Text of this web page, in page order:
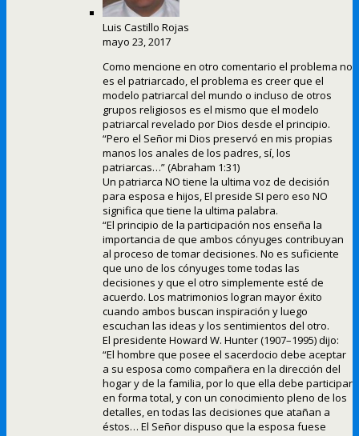
Luis Castillo Rojas
mayo 23, 2017
Como mencione en otro comentario el problema no
es el patriarcado, el problema es creer que el
modelo patriarcal del mundo o incluso de otros
grupos religiosos es el mismo que el modelo
patriarcal revelado por Dios desde el principio.
“Pero el Señor mi Dios preservó en mis propias
manos los anales de los padres, sí, los
patriarcas…” (Abraham 1:31)
Un patriarca NO tiene la ultima voz de decisión
para esposa e hijos, El preside SI pero eso NO
significa que tiene la ultima palabra.
“El principio de la participación nos enseña la
importancia de que ambos cónyuges contribuyan
al proceso de tomar decisiones. No es suficiente
que uno de los cónyuges tome todas las
decisiones y que el otro simplemente esté de
acuerdo. Los matrimonios logran mayor éxito
cuando ambos buscan inspiración y luego
escuchan las ideas y los sentimientos del otro.
El presidente Howard W. Hunter (1907–1995) dijo:
“El hombre que posee el sacerdocio debe aceptar
a su esposa como compañera en la dirección del
hogar y de la familia, por lo que ella debe participar
en forma total, y con un conocimiento pleno de los
detalles, en todas las decisiones que atañan a
éstos… El Señor dispuso que la esposa fuese